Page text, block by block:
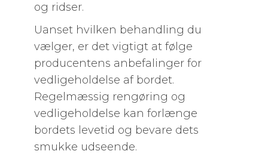
og ridser.
Uanset hvilken behandling du
vælger, er det vigtigt at følge
producentens anbefalinger for
vedligeholdelse af bordet.
Regelmæssig rengøring og
vedligeholdelse kan forlænge
bordets levetid og bevare dets
smukke udseende.